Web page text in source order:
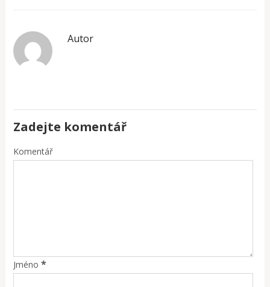
Autor
Zadejte komentář
Komentář
Jméno *